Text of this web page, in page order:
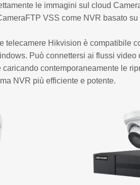
le immagini sul cloud
VSS come NVR basato su
telecamere Hikvision è compatibile
Può connettersi ai flussi
caricando contemporaneamente le
NVR più efficiente e potente.